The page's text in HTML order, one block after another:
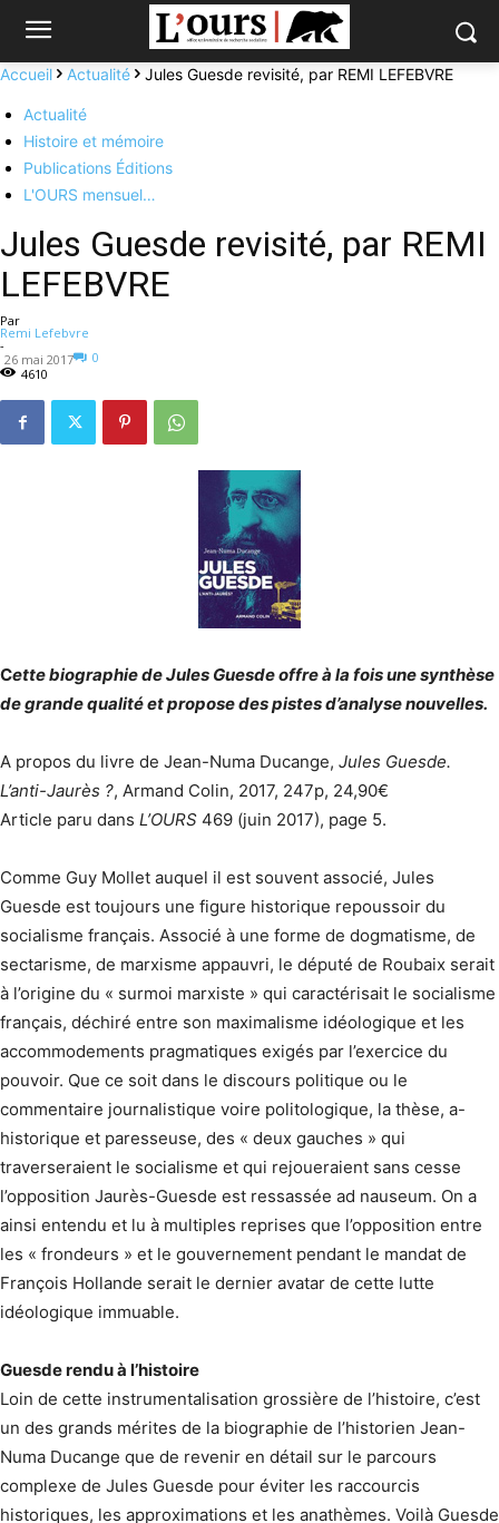
Accueil Actualité Jules Guesde revisité, par REMI LEFEBVRE
Actualité
Histoire et mémoire
Publications Éditions
L'OURS mensuel…
Jules Guesde revisité, par REMI
LEFEBVRE
Par
Remi Lefebvre
-
26 mai 2017
0
4610
Cette biographie de Jules Guesde offre à la fois une synthèse
de grande qualité et propose des pistes d’analyse nouvelles.
A propos du livre de Jean-Numa Ducange, Jules Guesde.
L’anti-Jaurès ?, Armand Colin, 2017, 247p, 24,90€
Article paru dans L’OURS 469 (juin 2017), page 5.
Comme Guy Mollet auquel il est souvent associé, Jules
Guesde est toujours une figure historique repoussoir du
socialisme français. Associé à une forme de dogmatisme, de
sectarisme, de marxisme appauvri, le député de Roubaix serait
à l’origine du « surmoi marxiste » qui caractérisait le socialisme
français, déchiré entre son maximalisme idéologique et les
accommodements pragmatiques exigés par l’exercice du
pouvoir. Que ce soit dans le discours politique ou le
commentaire journalistique voire politologique, la thèse, a-
historique et paresseuse, des « deux gauches » qui
traverseraient le socialisme et qui rejoueraient sans cesse
l’opposition Jaurès-Guesde est ressassée ad nauseum. On a
ainsi entendu et lu à multiples reprises que l’opposition entre
les « frondeurs » et le gouvernement pendant le mandat de
François Hollande serait le dernier avatar de cette lutte
idéologique immuable.
Guesde rendu à l’histoire
Loin de cette instrumentalisation grossière de l’histoire, c’est
un des grands mérites de la biographie de l’historien Jean-
Numa Ducange que de revenir en détail sur le parcours
complexe de Jules Guesde pour éviter les raccourcis
historiques, les approximations et les anathèmes. Voilà Guesde